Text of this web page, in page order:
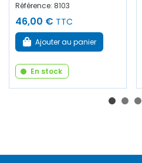
Référence: 8103
46,00 € TTC
Ajouter au panier
En stock